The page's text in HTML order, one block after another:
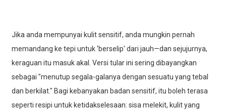
Jika anda mempunyai kulit sensitif, anda mungkin pernah
memandang ke tepi untuk 'berselip' dari jauh—dan sejujurnya,
keraguan itu masuk akal. Versi tular ini sering dibayangkan
sebagai "menutup segala-galanya dengan sesuatu yang tebal
dan berkilat." Bagi kebanyakan badan sensitif, itu boleh terasa
seperti resipi untuk ketidakselesaan: sisa melekit, kulit yang